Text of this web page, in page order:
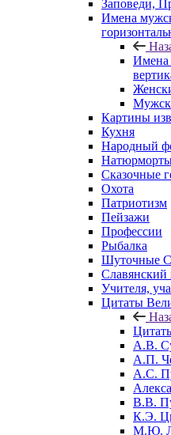
Заповеди,
Имена
Имена
Картины
Кухня
Народный
Сказочные
Охота
Патриотизм
Пейзажи
Профессии
Рыбалка
Шуточные
Славянский
Учителя,
Цитаты
А.В.
А.П.
А.С.
В.В.
К.Э.
М.Ю.